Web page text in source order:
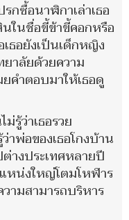
กซื้อนาฬิกาเล่าเธอ
ในชื่อขี้ข้าขี้คอกหรือ
ธอยังเป็นเด็กหญิง
ยาลัยด้วยความ
คำตอบมาให้เธอดู
รู้ว่าเธอรวย
พ่อของเธอโกงบ้าน
างประเทศหลายปี
หน่งใหญ่โตมโหฬาร
ามสามารถบริหาร